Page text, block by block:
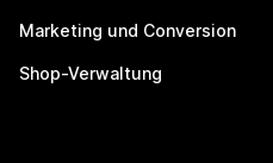
Marketing und Conversion
Shop-Verwaltung